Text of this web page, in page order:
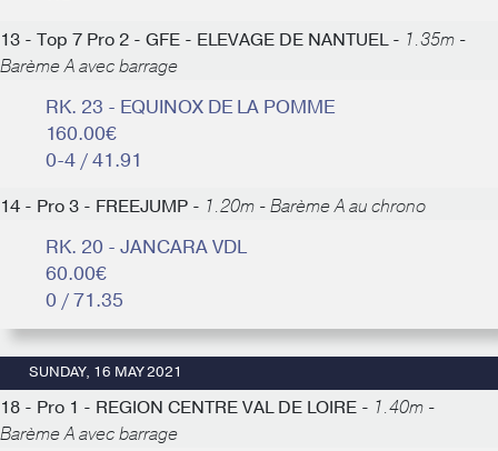
13 - Top 7 Pro 2 - GFE - ELEVAGE DE NANTUEL - 1.35m -
Barème A avec barrage
RK. 23 - EQUINOX DE LA POMME
160.00€
0-4 / 41.91
14 - Pro 3 - FREEJUMP - 1.20m - Barème A au chrono
RK. 20 - JANCARA VDL
60.00€
0 / 71.35
SUNDAY, 16 MAY 2021
18 - Pro 1 - REGION CENTRE VAL DE LOIRE - 1.40m -
Barème A avec barrage